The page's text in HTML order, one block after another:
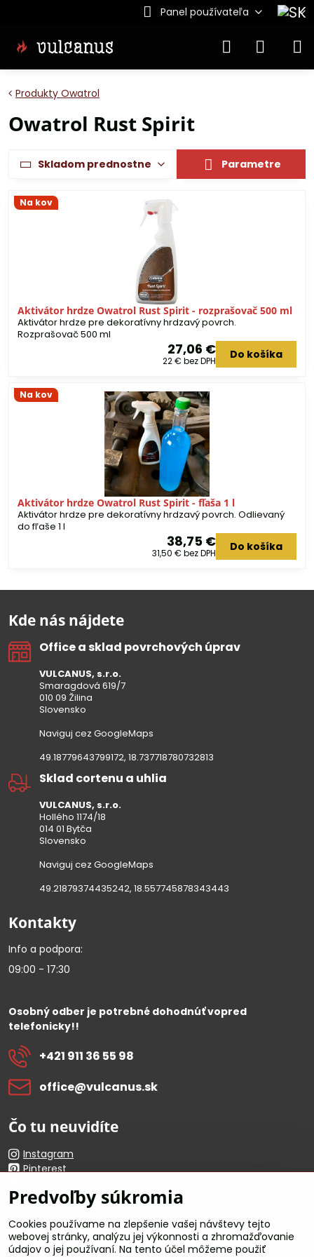
Panel používateľa
Produkty Owatrol
Owatrol Rust Spirit
Skladom prednostne Parametre
Aktivátor hrdze Owatrol Rust Spirit - rozprašovač 500 ml
Na kov
Aktivátor hrdze pre dekoratívny hrdzavý povrch.
Rozprašovač 500 ml
27,06 €
22 € bez DPH Do košíka
Aktivátor hrdze Owatrol Rust Spirit - fľaša 1 l
Na kov
Aktivátor hrdze pre dekoratívny hrdzavý povrch. Odlievaný
do fľaše 1 l
38,75 €
31,50 € bez DPH Do košíka
Kde nás nájdete
Office a sklad povrchových úprav
VULCANUS, s.r.o.
Smaragdová 619/7
010 09 Žilina
Slovensko
Naviguj cez GoogleMaps
49.18779643799172, 18.737718780732813
Sklad cortenu a uhlia
VULCANUS, s.r.o.
Hollého 1174/18
014 01 Bytča
Slovensko
Naviguj cez GoogleMaps
49.21879374435242, 18.557745878343443
Kontakty
Info a podpora:
09:00 - 17:30
Osobný odber je potrebné dohodnúť vopred
telefonicky!!
+421 911 36 55 98
office​@vulcanus​.sk
Čo tu neuvidíte
Instagram
Pinterest
Youtube
Dopytové formuláre
Predvoľby súkromia
Cookies používame na zlepšenie vašej návštevy tejto
webovej stránky, analýzu jej výkonnosti a zhromažďovanie
údajov o jej používaní. Na tento účel môžeme použiť